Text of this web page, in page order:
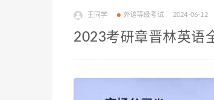
王同学 外语等级考试 2024-06-12
2023考研章晋林英语